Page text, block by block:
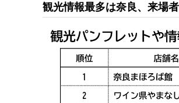
観光情報最多は奈良、来場